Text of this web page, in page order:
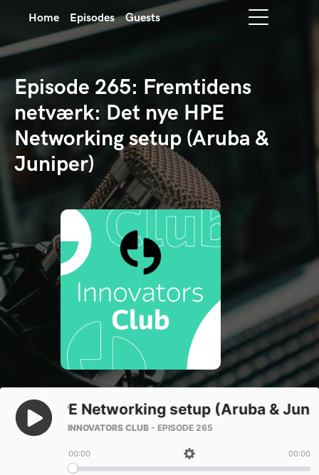
Home Episodes Guests
Episode 265: Fremtidens
netværk: Det nye HPE
Networking setup (Aruba &
Juniper)